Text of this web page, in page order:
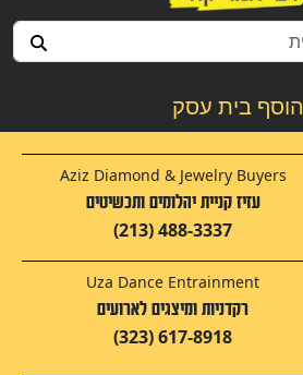
הוסף בית עסק
Aziz Diamond & Jewelry Buyers
עזיז קניית יהלומים ותכשיטים
(213) 488-3337
Uza Dance Entrainment
רקדניות ומיצגים לארועים
(323) 617-8918